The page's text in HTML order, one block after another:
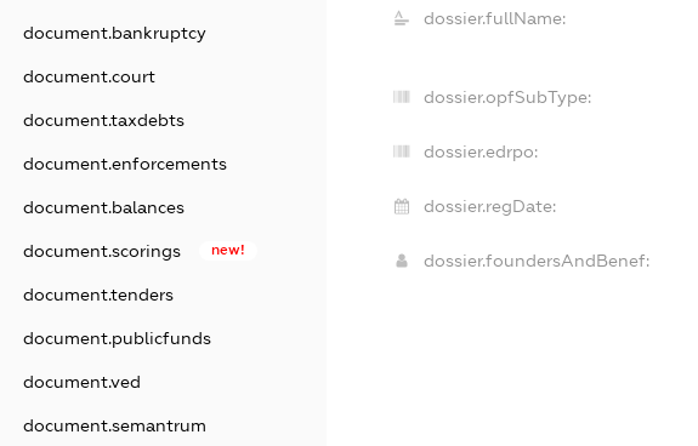
document.bankruptcy
document.court
document.taxdebts
document.enforcements
document.balances
document.scorings new!
document.tenders
document.publicfunds
document.ved
document.semantrum
dossier.fullName:
dossier.opfSubType:
dossier.edrpo:
dossier.regDate:
dossier.foundersAndBenef: